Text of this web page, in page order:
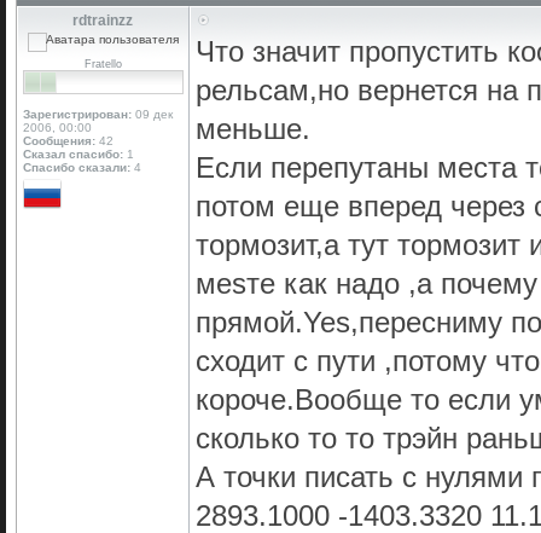
rdtrainzz
Fratello
Зарегистрирован: 09 дек
2006, 00:00
Сообщения: 42
Сказал спасибо: 1
Спасибо сказали: 4
Что значит пропустить
рельсам,но вернется на
меньше.
Если перепутаны места
потом еще вперед через
тормозит,а тут тормозит
меsте как надо ,a почему
прямой.Yes,пересниму
сходит с пути ,потому
короче.Вообще то если
сколько то то трэйн
А точки писать с
2893.1000 -1403.3320